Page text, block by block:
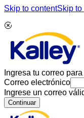
Skip to contentSkip to
Ingresa tu correo
Correo electrónico
Ingrese un correo
Continuar